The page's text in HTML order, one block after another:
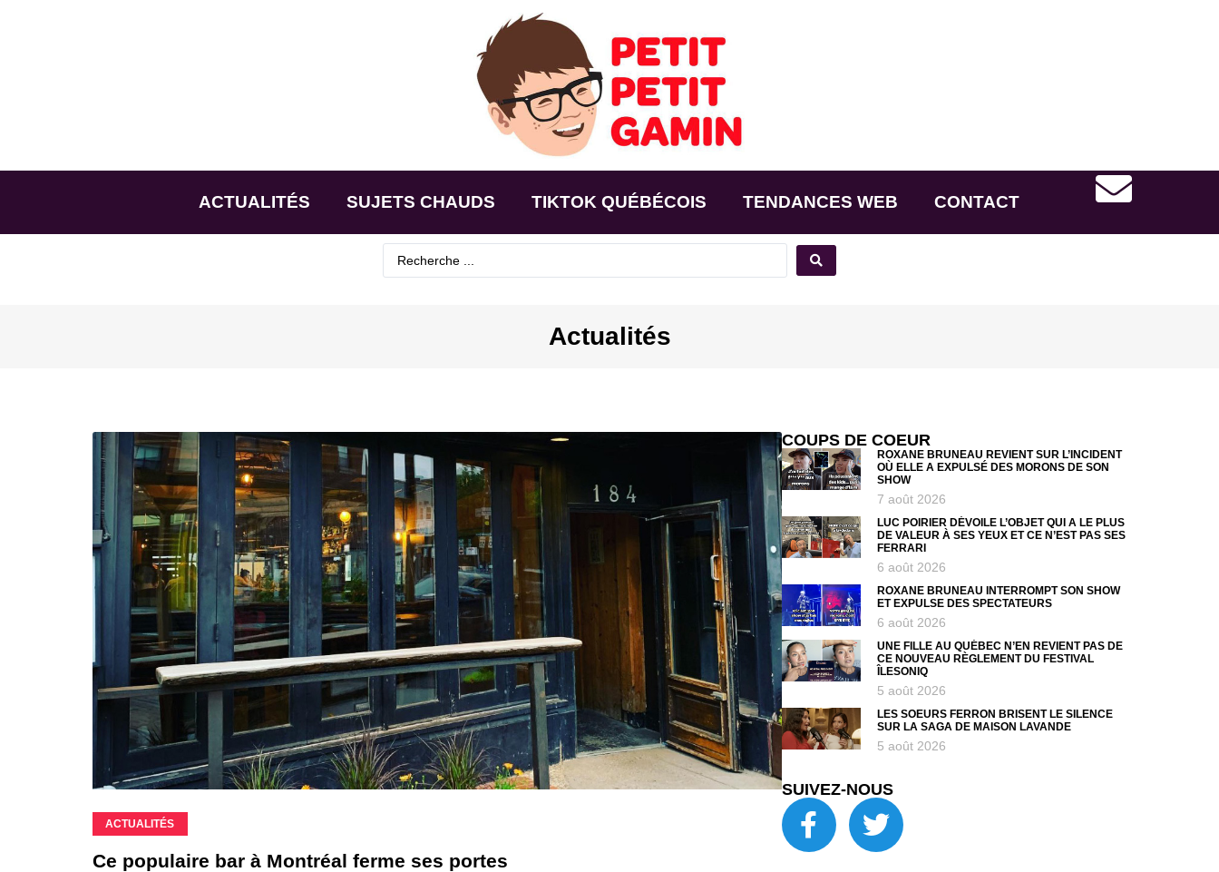
ACTUALITÉS SUJETS CHAUDS TIKTOK QUÉBÉCOIS TENDANCES WEB CONTACT
Actualités
ACTUALITÉS
Ce populaire bar à Montréal ferme ses portes
COUPS DE COEUR
ROXANE BRUNEAU REVIENT SUR L’INCIDENT
OÙ ELLE A EXPULSÉ DES MORONS DE SON
SHOW
7 août 2026
LUC POIRIER DÉVOILE L’OBJET QUI A LE PLUS
DE VALEUR À SES YEUX ET CE N’EST PAS SES
FERRARI
6 août 2026
ROXANE BRUNEAU INTERROMPT SON SHOW
ET EXPULSE DES SPECTATEURS
6 août 2026
UNE FILLE AU QUÉBEC N’EN REVIENT PAS DE
CE NOUVEAU RÈGLEMENT DU FESTIVAL
ÎLESONIQ
5 août 2026
LES SOEURS FERRON BRISENT LE SILENCE
SUR LA SAGA DE MAISON LAVANDE
5 août 2026
SUIVEZ-NOUS